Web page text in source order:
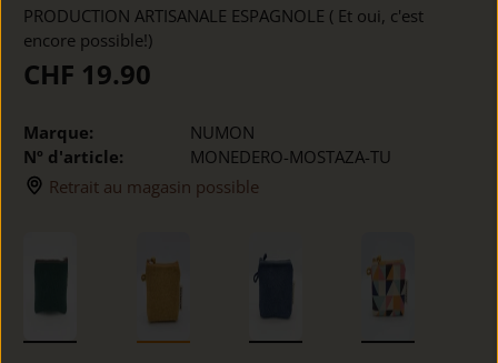
PRODUCTION ARTISANALE ESPAGNOLE ( Et oui, c'est
encore possible!)
CHF 19.90
Marque:
NUMON
Nº d'article:
MONEDERO-MOSTAZA-TU
Retrait au magasin possible